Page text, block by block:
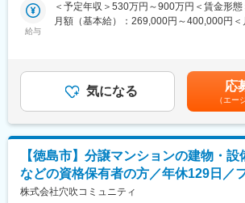
◎配属先メーカーの現場新入社員OJT・技
術力への圧倒的信頼
◎年齢制限なしの家具付き社宅に月額２万
【豊富な研修制度】
個人に任せきりではなく、エンジニア・エ
りもございます。エンジニア主導での研修
た、各専門ごとの技術研修から、人間力研
ラスのグループ研修体制を整えています。
「研修回数：631回／年」「研修制度を有効
ニア：延べ6,762名」など、他社とは比べ物
■案件例：
◇自動車・二輪車：エンジン制御システム
◇宇宙：ロケット用油圧系機器の開発
・ロケット用のエンジン方向制御油圧系統
艤装設計
・熱解析や流体解析を実施し組合せ機能評
◇ロボット：水中探索ロボットの設計開発
三次元CADを用いて水中探索ロボットの構
試作実験まで幅広く対応する。
■魅力：
給与
＜予定年収＞530万円～900万円＜賃金形
月額（基本給）：269,000円～400,000円
気になる 応
（エー
【徳島市】分譲マンションの建物・
などの資格保有者の方／年休129日／
株式会社穴吹コミュニティ